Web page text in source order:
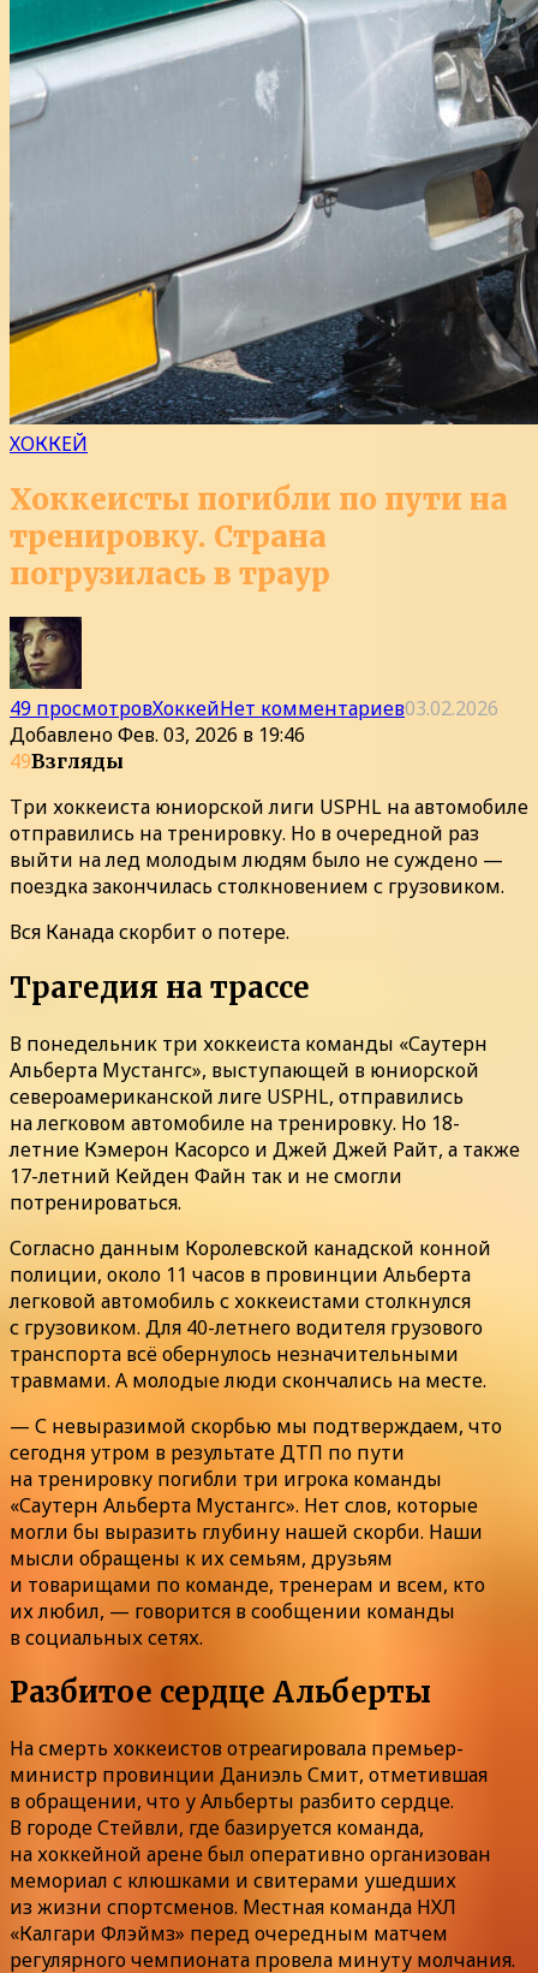
ХОККЕЙ
Хоккеисты погибли по пути на
тренировку. Страна
погрузилась в траур
49 просмотровХоккейНет комментариев03.02.2026
ДобавленоФев. 03, 2026 в 19:46
49Взгляды
Три хоккеиста юниорской лиги USPHL на автомобиле
отправились на тренировку. Но в очередной раз
выйти на лед молодым людям было не суждено —
поездка закончилась столкновением с грузовиком.
Вся Канада скорбит о потере.
Трагедия на трассе
В понедельник три хоккеиста команды «Саутерн
Альберта Мустангс», выступающей в юниорской
североамериканской лиге USPHL, отправились
на легковом автомобиле на тренировку. Но 18-
летние Кэмерон Касорсо и Джей Джей Райт, а также
17-летний Кейден Файн так и не смогли
потренироваться.
Согласно данным Королевской канадской конной
полиции, около 11 часов в провинции Альберта
легковой автомобиль с хоккеистами столкнулся
с грузовиком. Для 40-летнего водителя грузового
транспорта всё обернулось незначительными
травмами. А молодые люди скончались на месте.
— С невыразимой скорбью мы подтверждаем, что
сегодня утром в результате ДТП по пути
на тренировку погибли три игрока команды
«Саутерн Альберта Мустангс». Нет слов, которые
могли бы выразить глубину нашей скорби. Наши
мысли обращены к их семьям, друзьям
и товарищами по команде, тренерам и всем, кто
их любил, — говорится в сообщении команды
в социальных сетях.
Разбитое сердце Альберты
На смерть хоккеистов отреагировала премьер-
министр провинции Даниэль Смит, отметившая
в обращении, что у Альберты разбито сердце.
В городе Стейвли, где базируется команда,
на хоккейной арене был оперативно организован
мемориал с клюшками и свитерами ушедших
из жизни спортсменов. Местная команда НХЛ
«Калгари Флэймз» перед очередным матчем
регулярного чемпионата провела минуту молчания.